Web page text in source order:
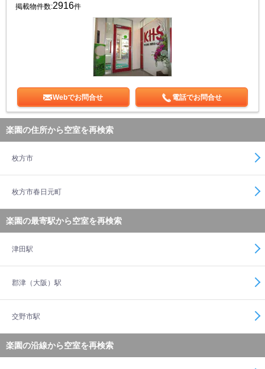
掲載物件数:2916件
Webでお問合せ 電話でお問合せ
楽園の住所から空室を再検索
枚方市
枚方市春日元町
楽園の最寄駅から空室を再検索
津田駅
郡津（大阪）駅
交野市駅
楽園の沿線から空室を再検索